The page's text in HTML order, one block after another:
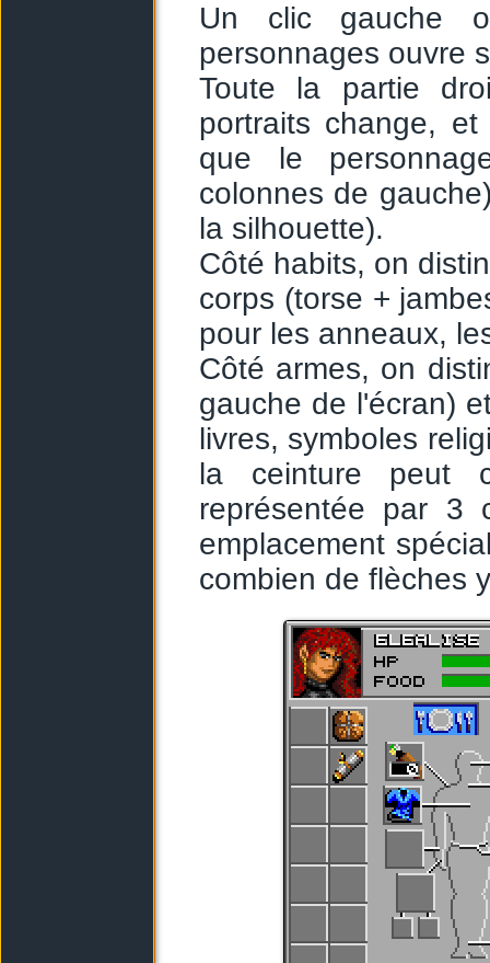
Un clic gauche
personnages ouvre
Toute la partie
portraits change,
que le
colonnes de
la silhouette).
Côté habits, on
corps (torse +
pour les anneaux,
Côté armes, on
gauche de l'écran)
livres, symboles
la ceinture peut
représentée par 3
emplacement
combien de flèches